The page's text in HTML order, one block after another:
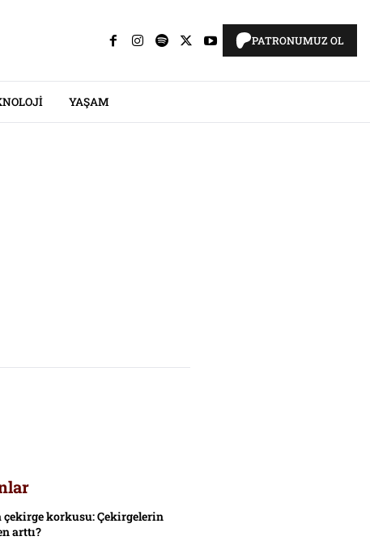
PATRONUMUZ OL
YAŞAM
çekirge korkusu: Çekirgelerin
arttı?